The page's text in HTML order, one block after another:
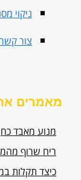
ניקוי
צור קשר
מאמרים
מנוע מאבד כח
ריח שרוף
כיצד תקלות